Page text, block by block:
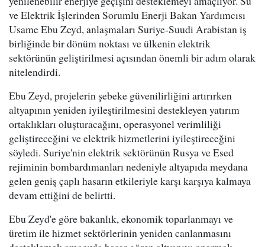
ve Elektrik İşlerinden Sorumlu Enerji Bakan Yardımcısı
Usame Ebu Zeyd, anlaşmaları Suriye-Suudi Arabistan iş
birliğinde bir dönüm noktası ve ülkenin elektrik
sektörünün geliştirilmesi açısından önemli bir adım olarak
nitelendirdi.
Ebu Zeyd, projelerin şebeke güvenilirliğini artırırken
altyapının yeniden iyileştirilmesini destekleyen yatırım
ortaklıkları oluşturacağını, operasyonel verimliliği
geliştireceğini ve elektrik hizmetlerini iyileştireceğini
söyledi. Suriye'nin elektrik sektörünün Rusya ve Esed
rejiminin bombardımanları nedeniyle altyapıda meydana
gelen geniş çaplı hasarın etkileriyle karşı karşıya kalmaya
devam ettiğini de belirtti.
Ebu Zeyd'e göre bakanlık, ekonomik toparlanmayı ve
üretim ile hizmet sektörlerinin yeniden canlanmasını